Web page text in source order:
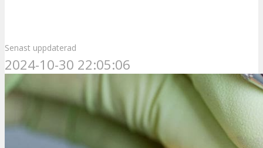
Senast uppdaterad
2024-10-30 22:05:06